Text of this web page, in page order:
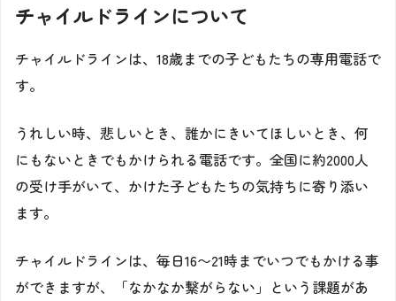
チャイルドラインについて
チャイルドラインは、18歳までの子どもたちの専用電話で
す。
うれしい時、悲しいとき、誰かにきいてほしいとき、何
にもないときでもかけられる電話です。全国に約2000人
の受け手がいて、かけた子どもたちの気持ちに寄り添い
ます。
チャイルドラインは、毎日16〜21時までいつでもかける事
ができますが、「なかなか繋がらない」という課題があ